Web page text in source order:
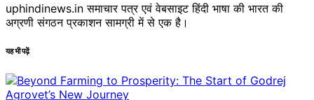
uphindinews.in समाचार पत्र एवं वेबसाइट हिंदी भाषा की भारत की
अग्रणी संगठन प्रकाशन सामग्री में से एक है।
यह भी पढ़ें